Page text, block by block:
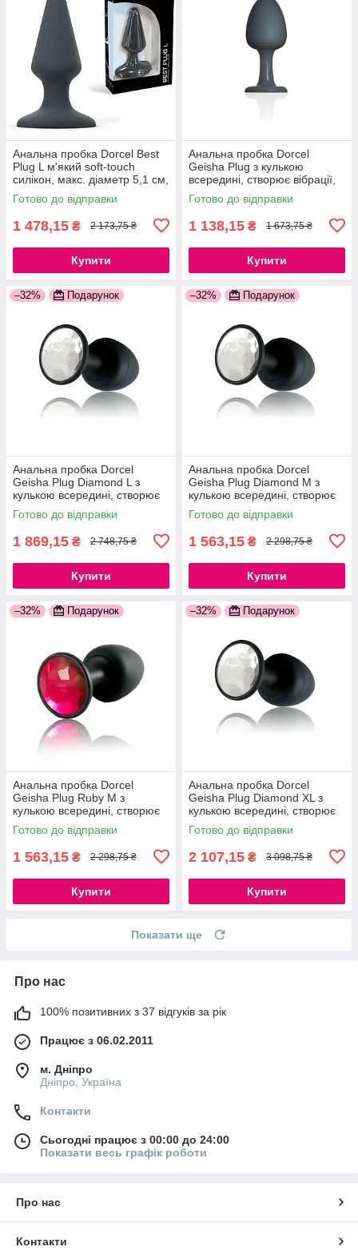
Анальна пробка Dorcel Best
Plug L м'який soft-touch
силікон, макс. діаметр 5,1 см,
звужений і округлений кінчик,
м'який силікон
Готово до відправки
1 478,15 ₴ 2 173,75 ₴
Купити
Анальна пробка Dorcel
Geisha Plug з кулькою
всередині, створює вібрації,
макс. діаметр 3,2 см,
силіконова
Готово до відправки
1 138,15 ₴ 1 673,75 ₴
Купити
–32% Подарунок
Анальна пробка Dorcel
Geisha Plug Diamond L з
кулькою всередині, створює
вібрації, макс. діаметр 4см
777Store.com.ua
Готово до відправки
1 869,15 ₴ 2 748,75 ₴
Купити
–32% Подарунок
Анальна пробка Dorcel
Geisha Plug Diamond M з
кулькою всередині, створює
вібрації, макс. діаметр 3,2 см
777Store.com.ua
Готово до відправки
1 563,15 ₴ 2 298,75 ₴
Купити
–32% Подарунок
Анальна пробка Dorcel
Geisha Plug Ruby M з
кулькою всередині, створює
вібрації, макс. діаметр 3,2 см
777Store.com.ua
Готово до відправки
1 563,15 ₴ 2 298,75 ₴
Купити
–32% Подарунок
Анальна пробка Dorcel
Geisha Plug Diamond XL з
кулькою всередині, створює
вібрації, макс діаметр 4,5 см
777Store.com.ua
Готово до відправки
2 107,15 ₴ 3 098,75 ₴
Купити
Показати ще
Про нас
100% позитивних з 37 відгуків за рік
Працює з 06.02.2011
м. Дніпро
Дніпро, Україна
Контакти
Сьогодні працює з 00:00 до 24:00
Показати весь графік роботи
Про нас
Контакти